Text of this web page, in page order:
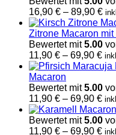
16,90 € – 89,90 €
bis
Zitrone Macaron mit
Bewertet mit5.00
11,90 € – 69,90 €
Macaron
Bewertet mit5.00
11,90 € – 69,90 €
bis
Bewertet mit5.00
11,90 € – 69,90 €